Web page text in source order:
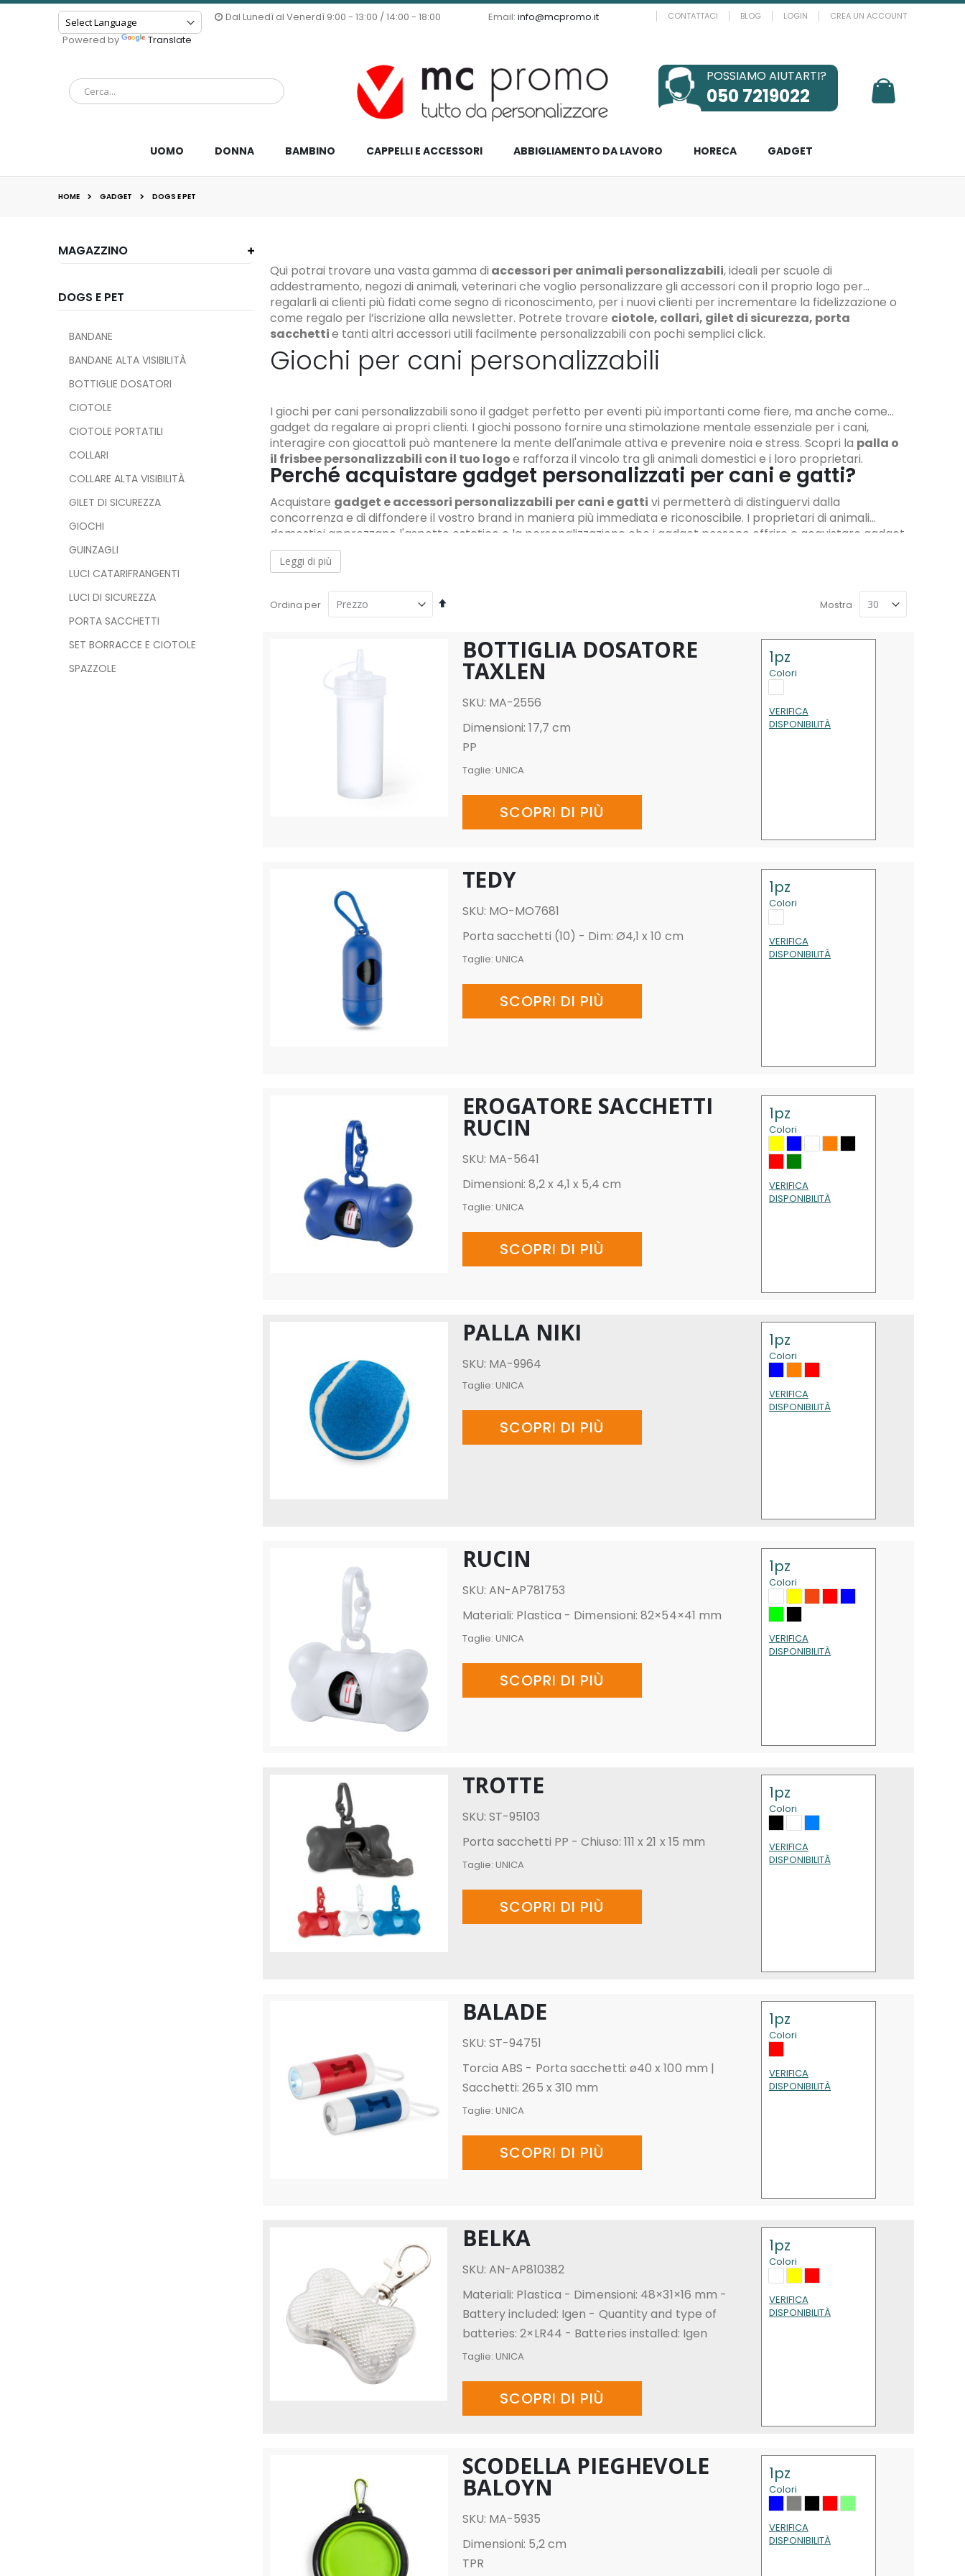
Dal Lunedì al Venerdì 9:00 - 13:00 / 14:00 - 18:00 Email: info@mcpromo.it
Powered by
Translate
CONTATTACI BLOG LOGIN CREA UN ACCOUNT
POSSIAMO AIUTARTI?
050 7219022
UOMO DONNA BAMBINO CAPPELLI E ACCESSORI ABBIGLIAMENTO DA LAVORO HORECA GADGET
HOME GADGET DOGS E PET
Ordina per
Imposta
decrescente
Mostra
BOTTIGLIA DOSATORE
TAXLEN
SKU: MA-2556
Dimensioni: 17,7 cm
PP
Taglie: UNICA
SCOPRI DI PIÙ
1pz
Colori
VERIFICA
DISPONIBILITÀ
TEDY
SKU: MO-MO7681
Porta sacchetti (10) - Dim: Ø4,1 x 10 cm
Taglie: UNICA
SCOPRI DI PIÙ
1pz
Colori
VERIFICA
DISPONIBILITÀ
EROGATORE SACCHETTI
RUCIN
SKU: MA-5641
Dimensioni: 8,2 x 4,1 x 5,4 cm
Taglie: UNICA
SCOPRI DI PIÙ
1pz
Colori
VERIFICA
DISPONIBILITÀ
PALLA NIKI
SKU: MA-9964
Taglie: UNICA
SCOPRI DI PIÙ
1pz
Colori
VERIFICA
DISPONIBILITÀ
RUCIN
SKU: AN-AP781753
Materiali: Plastica - Dimensioni: 82×54×41 mm
Taglie: UNICA
SCOPRI DI PIÙ
1pz
Colori
VERIFICA
DISPONIBILITÀ
TROTTE
SKU: ST-95103
Porta sacchetti PP - Chiuso: 111 x 21 x 15 mm
Taglie: UNICA
SCOPRI DI PIÙ
1pz
Colori
VERIFICA
DISPONIBILITÀ
BALADE
SKU: ST-94751
Torcia ABS - Porta sacchetti: ø40 x 100 mm |
Sacchetti: 265 x 310 mm
Taglie: UNICA
SCOPRI DI PIÙ
1pz
Colori
VERIFICA
DISPONIBILITÀ
BELKA
SKU: AN-AP810382
Materiali: Plastica - Dimensioni: 48×31×16 mm -
Battery included: Igen - Quantity and type of
batteries: 2×LR44 - Batteries installed: Igen
Taglie: UNICA
SCOPRI DI PIÙ
1pz
Colori
VERIFICA
DISPONIBILITÀ
SCODELLA PIEGHEVOLE
BALOYN
SKU: MA-5935
Dimensioni: 5,2 cm
TPR
1pz
Colori
VERIFICA
DISPONIBILITÀ
Qui potrai trovare una vasta gamma di accessori per animali personalizzabili, ideali per scuole di
addestramento, negozi di animali, veterinari che voglio personalizzare gli accessori con il proprio logo per
regalarli ai clienti più fidati come segno di riconoscimento, per i nuovi clienti per incrementare la fidelizzazione o
come regalo per l’iscrizione alla newsletter. Potrete trovare ciotole, collari, gilet di sicurezza, porta
sacchettie tanti altri accessori utili facilmente personalizzabili con pochi semplici click.
Giochi per cani personalizzabili
I giochi per cani personalizzabili sono il gadget perfetto per eventi più importanti come fiere, ma anche come
gadget da regalare ai propri clienti. I giochi possono fornire una stimolazione mentale essenziale per i cani,
interagire con giocattoli può mantenere la mente dell'animale attiva e prevenire noia e stress. Scopri la palla o
il frisbee personalizzabili con il tuo logoe rafforza il vincolo tra gli animali domestici e i loro proprietari.
Perché acquistare gadget personalizzati per cani e gatti?
Acquistare gadget e accessori personalizzabili per cani e gatti vi permetterà di distinguervi dalla
concorrenza e di diffondere il vostro brand in maniera più immediata e riconoscibile. I proprietari di animali
domestici apprezzano l'aspetto estetico e la personalizzazione che i gadget possono offrire e acquistare gadget
per cani e gatti può offrire diversi vantaggi sia per gli animali domestici che per i loro proprietari. Alcuni gadget
sono progettati per ridurre lo stress e l'ansia negli animali domestici o semplicemente per offrire comodità e
Leggi di più
DOGS E PET
BANDANE
BANDANE ALTA VISIBILITÀ
BOTTIGLIE DOSATORI
CIOTOLE
CIOTOLE PORTATILI
COLLARI
COLLARE ALTA VISIBILITÀ
GILET DI SICUREZZA
GIOCHI
GUINZAGLI
LUCI CATARIFRANGENTI
LUCI DI SICUREZZA
PORTA SACCHETTI
SET BORRACCE E CIOTOLE
SPAZZOLE
MAGAZZINO